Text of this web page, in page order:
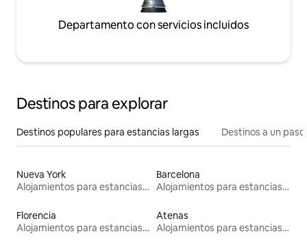
Departamento con servicios incluidos
Destinos para explorar
Destinos populares para estancias largas Destinos a un
Nueva York
Alojamientos para estancias largas
Barcelona
Alojamientos para estancias largas
Florencia
Alojamientos para estancias largas
Atenas
Alojamientos para estancias largas